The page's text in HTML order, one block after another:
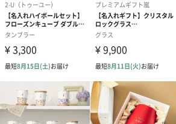
表面塗装：ウレタン（LOHAS
※食品衛生基準適合の日本製塗
原材料産地：中国
※自社保有竹林にて収穫
木地 ー 中国
※全工程 自社工場にて製造
【カトラリーセット】
18-10ステンレス・樹脂